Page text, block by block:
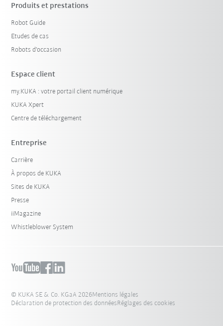
Produits et prestations
Robot Guide
Etudes de cas
Robots d'occasion
Espace client
my.KUKA : votre portail client numérique
KUKA Xpert
Centre de téléchargement
Entreprise
Carrière
À propos de KUKA
Sites de KUKA
Presse
iiMagazine
Whistleblower System
© KUKA SE & Co. KGaA 2026Mentions légales
Déclaration de protection des donnéesRéglages des cookies